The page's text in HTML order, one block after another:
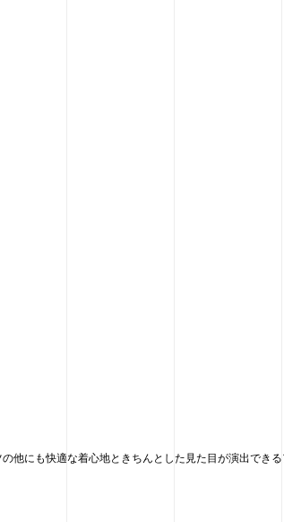
他にも快適な着心地ときちんとした見た目が演出でき